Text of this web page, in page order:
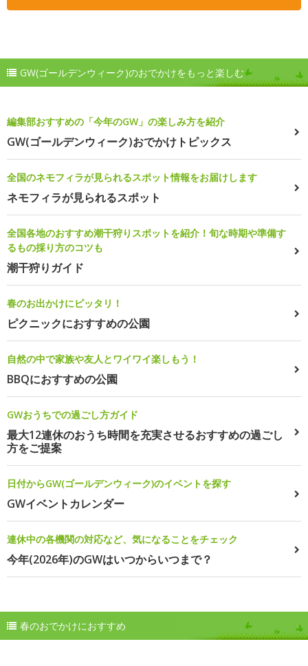
GW(ゴールデンウィーク)のおでかけをもっと楽しむ
編集部おすすめの「今年のGW」の楽しみ方を紹介
GW(ゴールデンウィーク)おでかけトピックス
全国のネモフィラが見られるスポット情報をお届けします
ネモフィラが見られるスポット
全国各地のおすすめ潮干狩りスポットを紹介！旬な時期や準備す
るもの採り方のコツも
潮干狩りガイド
春のお出かけにピッタリ！
ピクニックにおすすめの公園
自然の中で家族や友人とワイワイ楽しもう！
BBQにおすすめの公園
GWおうちでの過ごし方ガイド
最大12連休のおうち時間を充実させるおすすめの過ごし
方をご提案
日付からGW(ゴールデンウィーク)のイベントを探す
GWイベントカレンダー
連休中の各機関の対応など、気になることをチェック
今年(2026年)のGWはいつからいつまで？
春のおでかけにおすすめ